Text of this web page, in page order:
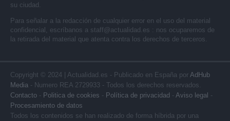
su ciudad.
Para señalar a la redacción de cualquier error en el uso del material
confidencial, escríbanos a staff@actualidad.es : nos ocuparemos de
la retirada del material que atenta contra los derechos de terceros.
Copyright © 2024 | Actualidad.es - Publicado en España por AdHub
Media - Numero REA 2729933 - Todos los derechos reservados.
Contacto - Politica de cookies - Política de privacidad - Aviso legal -
Procesamiento de datos
Todos los contenidos se han realizado de forma híbrida por una